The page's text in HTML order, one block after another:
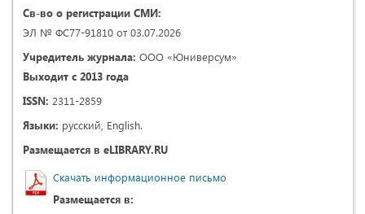
Св-во о регистрации СМИ:
ЭЛ № ФС77-91810 от 03.07.2026
Учредитель журнала: ООО «Юниверсум»
Выходит с 2013 года
ISSN: 2311-2859
Языки: русский, English.
Размещается в eLIBRARY.RU
Скачать информационное письмо
Размещается в: